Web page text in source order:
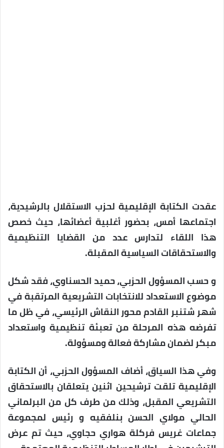
عقدت الكتابة الإقليمية لحزب الاستقلال بالرشيدية،
اجتماعها أمس، بحضور أغلبية أعضائها، حيث خصص
هذا اللقاء لتدارس عدد من القضايا التنظيمية
والاستحقاقات السياسية المقبلة.
و حسب المسؤول الحزبي، حميد الحسناوي، فقد شكل
موضوع الاستعداد للانتخابات التشريعية المرتقبة في
شهر شتنبر القادم محور النقاش الرئيسي، في ظل ما
تفرضه هذه المرحلة من تعبئة تنظيمية واستعداد
مبكر لضمان مشاركة فعالة ومسؤولة.
وفي هذا السياق، أضاف المسؤول الحزبي، أن الكتابة
الإقليمية تلقت ترشيحين اثنين يتعلقان بالاستحقاق
التشريعي المقبل، وذلك من طرف كل من البرلماني
الحالي مولاي الحسن بنلفقيه و رئيس لمجموعة
جماعات غريس فركلة هواري حجاوي، حيث تم عرض